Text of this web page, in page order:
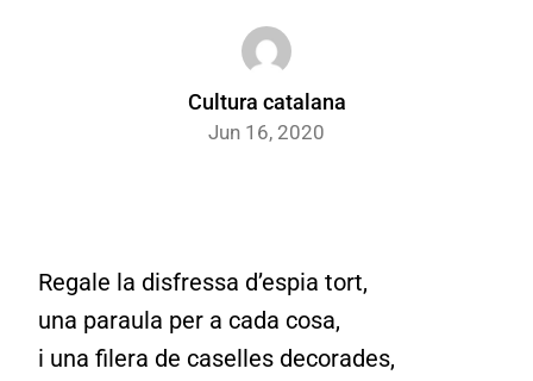
Cultura catalana
Jun 16, 2020
Regale la disfressa d’espia tort,
una paraula per a cada cosa,
i una filera de caselles decorades,